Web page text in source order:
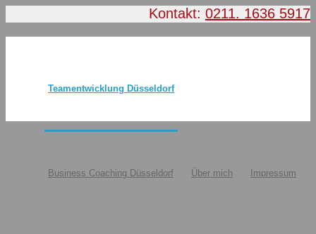
Kontakt: 0211. 1636 5917
Teamentwicklung Düsseldorf
Business Coaching Düsseldorf Über mich Impressum